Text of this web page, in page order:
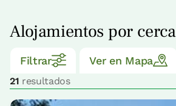
Alojamientos por
Filtrar Ver en Mapa
21 resultados